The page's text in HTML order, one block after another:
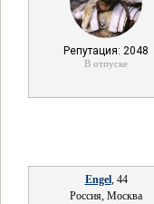
Репутация: 2048
В отпуске
Engel, 44
Россия, Москва